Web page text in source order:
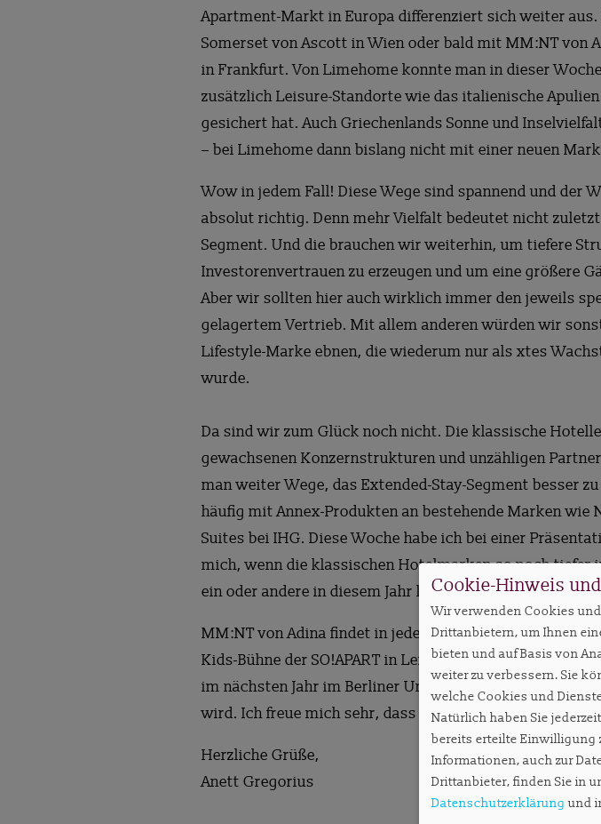
Apartment-Markt in Europa differenziert sich weiter
Somerset von Ascott in Wien oder bald mit MM:NT von
in Frankfurt. Von Limehome konnte man in dieser
zusätzlich Leisure-Standorte wie das italienische
gesichert hat. Auch Griechenlands Sonne und
– bei Limehome dann bislang nicht mit einer neuen
Wow in jedem Fall! Diese Wege sind spannend und der
absolut richtig. Denn mehr Vielfalt bedeutet nicht
Segment. Und die brauchen wir weiterhin, um tiefere
Investorenvertrauen zu erzeugen und um eine größere
Aber wir sollten hier auch wirklich immer den jeweils
gelagertem Vertrieb. Mit allem anderen würden wir
Lifestyle-Marke ebnen, die wiederum nur als xtes
wurde.
Da sind wir zum Glück noch nicht. Die klassische
gewachsenen Konzernstrukturen und unzähligen
man weiter Wege, das Extended-Stay-Segment besser
häufig mit Annex-Produkten an bestehende Marken
Suites bei IHG. Diese Woche habe ich bei einer
mich, wenn die klassischen Hotelmarken so noch tiefer
ein oder andere in diesem Jahr komplett neue
MM:NT von Adina findet in jedem Fall in knapp zwei
Kids-Bühne der SO!APART in Leipzig. Außerdem stellt
im nächsten Jahr im Berliner Umland mit Gruppen-
wird. Ich freue mich sehr, dass wir zusammen in
Herzliche Grüße,
Anett Gregorius
Cookie-Hinweis
Wir verwenden Cookies
Drittanbietern, um Ihnen
bieten und auf Basis von
weiter zu verbessern. Sie
welche Cookies und
Natürlich haben Sie
bereits erteilte Einwilligung
Informationen, auch zur
Drittanbieter, finden Sie in
Datenschutzerklärung und